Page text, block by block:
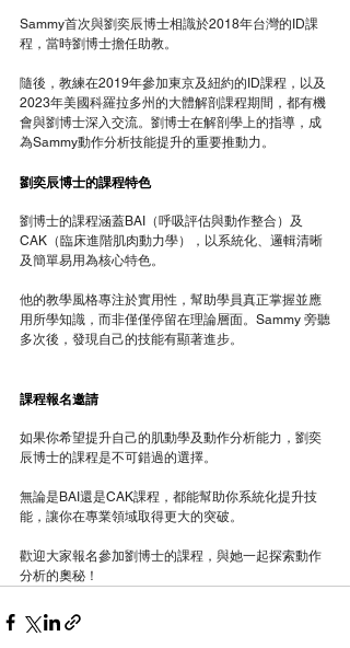
Sammy首次與劉奕辰博士相識於2018年台灣的ID課
程，當時劉博士擔任助教。
隨後，教練在2019年參加東京及紐約的ID課程，以及
2023年美國科羅拉多州的大體解剖課程期間，都有機
會與劉博士深入交流。劉博士在解剖學上的指導，成
為Sammy動作分析技能提升的重要推動力。
劉奕辰博士的課程特色
劉博士的課程涵蓋BAI（呼吸評估與動作整合）及
CAK（臨床進階肌肉動力學），以系統化、邏輯清晰
及簡單易用為核心特色。
他的教學風格專注於實用性，幫助學員真正掌握並應
用所學知識，而非僅僅停留在理論層面。Sammy 旁聽
多次後，發現自己的技能有顯著進步。
課程報名邀請
如果你希望提升自己的肌動學及動作分析能力，劉奕
辰博士的課程是不可錯過的選擇。
無論是BAI還是CAK課程，都能幫助你系統化提升技
能，讓你在專業領域取得更大的突破。
歡迎大家報名參加劉博士的課程，與她一起探索動作
分析的奧秘！